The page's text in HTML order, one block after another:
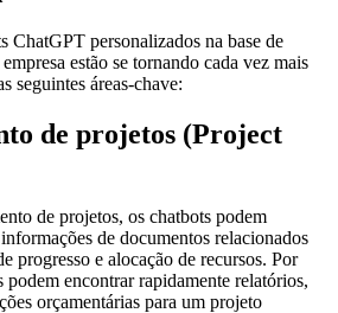
ChatGPT personalizados na base de
estão se tornando cada vez mais
seguintes áreas-chave:
de projetos (Project
de projetos, os chatbots podem
de documentos relacionados
progresso e alocação de recursos. Por
encontrar rapidamente relatórios,
orçamentárias para um projeto